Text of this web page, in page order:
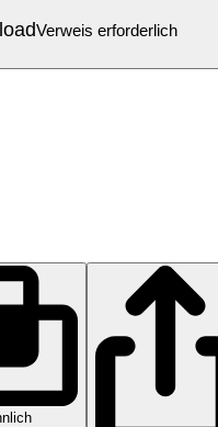
Verweis erforderlich